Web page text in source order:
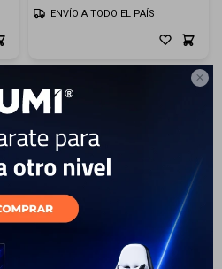

ENVÍO A TODO EL PAÍS